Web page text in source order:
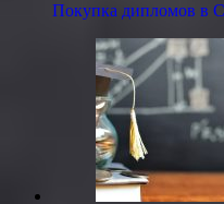
Покупка дипломов в